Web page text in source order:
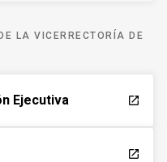
LA VICERRECTORÍA DE
Ejecutiva launch
launch